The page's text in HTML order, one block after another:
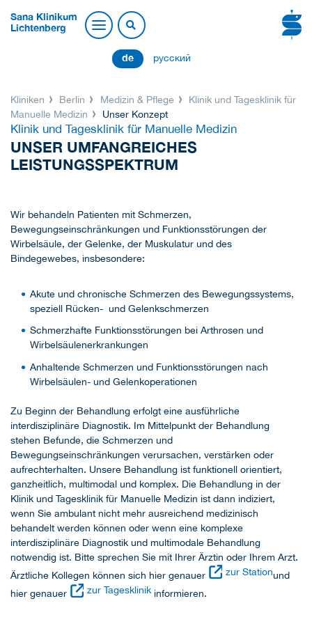
Sana Klinikum
Lichtenberg
de русский
Kliniken Berlin Medizin & Pflege
Klinik und Tagesklinik für
Manuelle Medizin
Unser Konzept
Klinik und Tagesklinik für Manuelle Medizin
UNSER UMFANGREICHES
LEISTUNGSSPEKTRUM
Wir behandeln Patienten mit Schmerzen,
Bewegungseinschränkungen und Funktionsstörungen der
Wirbelsäule, der Gelenke, der Muskulatur und des
Bindegewebes, insbesondere:
Akute und chronische Schmerzen des Bewegungssystems,
speziell Rücken- und Gelenkschmerzen
Schmerzhafte Funktionsstörungen bei Arthrosen und
Wirbelsäulenerkrankungen
Anhaltende Schmerzen und Funktionsstörungen nach
Wirbelsäulen- und Gelenkoperationen
Zu Beginn der Behandlung erfolgt eine ausführliche
interdisziplinäre Diagnostik. Im Mittelpunkt der Behandlung
stehen Befunde, die Schmerzen und
Bewegungseinschränkungen verursachen, verstärken oder
aufrechterhalten. Unsere Behandlung ist funktionell orientiert,
ganzheitlich, multimodal und komplex. Die Behandlung in der
Klinik und Tagesklinik für Manuelle Medizin ist dann indiziert,
wenn Sie ambulant nicht mehr ausreichend medizinisch
behandelt werden können oder wenn eine komplexe
interdisziplinäre Diagnostik und multimodale Behandlung
notwendig ist. Bitte sprechen Sie mit Ihrer Ärztin oder Ihrem Arzt.
Ärztliche Kollegen können sich hier genauer
zur Stationund
hier genauer
zur Tagesklinik informieren.